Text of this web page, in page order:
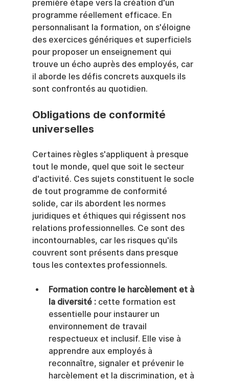
première étape vers la création d'un
programme réellement efficace. En
personnalisant la formation, on s'éloigne
des exercices génériques et superficiels
pour proposer un enseignement qui
trouve un écho auprès des employés, car
il aborde les défis concrets auxquels ils
sont confrontés au quotidien.
Obligations de conformité
universelles
Certaines règles s'appliquent à presque
tout le monde, quel que soit le secteur
d'activité. Ces sujets constituent le socle
de tout programme de conformité
solide, car ils abordent les normes
juridiques et éthiques qui régissent nos
relations professionnelles. Ce sont des
incontournables, car les risques qu'ils
couvrent sont présents dans presque
tous les contextes professionnels.
Formation contre le harcèlement et à
la diversité : cette formation est
essentielle pour instaurer un
environnement de travail
respectueux et inclusif. Elle vise à
apprendre aux employés à
reconnaître, signaler et prévenir le
harcèlement et la discrimination, et à